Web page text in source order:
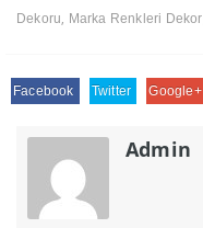
Dekoru, Marka Renkleri Dekor
Facebook Twitter Google+
Admin